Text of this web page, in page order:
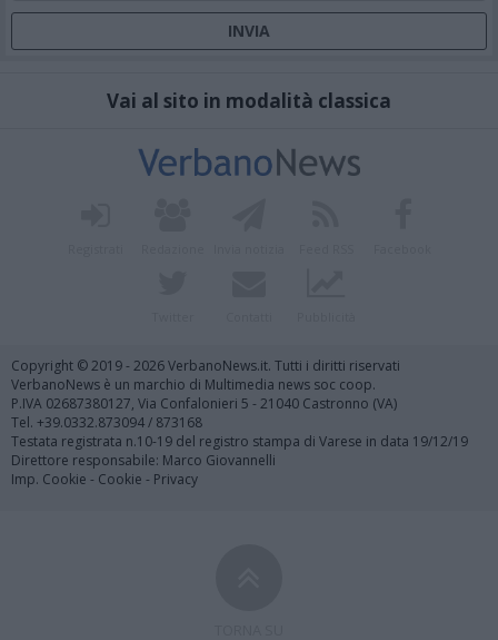
Vai al sito in modalità classica
Copyright © 2019 - 2026 VerbanoNews.it. Tutti i diritti riservati
VerbanoNews è un marchio di Multimedia news soc coop.
P.IVA 02687380127, Via Confalonieri 5 - 21040 Castronno (VA)
Tel. +39.0332.873094 / 873168
Testata registrata n.10-19 del registro stampa di Varese in data 19/12/19
Direttore responsabile: Marco Giovannelli
Imp. Cookie - Cookie - Privacy